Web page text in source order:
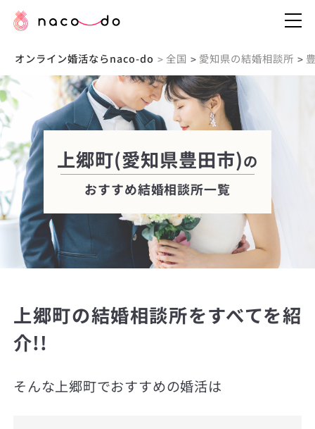
オンライン婚活ならnaco-do > 全国 > 愛知県の結婚相談所 >
上郷町(愛知県豊田市)の
おすすめ結婚相談所一覧
上郷町の結婚相談所をすべてを紹
介!!
そんな上郷町でおすすめの婚活は